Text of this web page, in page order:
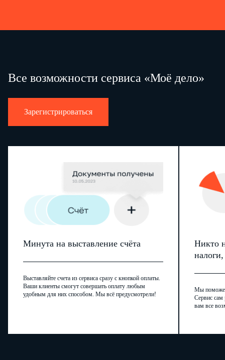
Все возможности сервиса «Моё дело»
Зарегистрироваться
Минута на выставление счёта
Выставляйте счета из сервиса сразу с кнопкой оплаты.
Ваши клиенты смогут совершать оплату любым
удобным для них способом. Мы всё предусмотрели!
Никто
Мы
Сервис сам
вам все